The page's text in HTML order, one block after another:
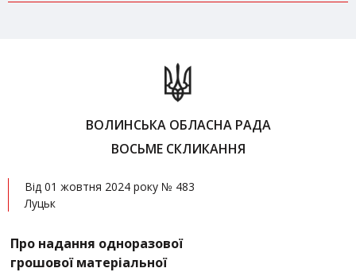
ВОЛИНСЬКА ОБЛАСНА РАДА
ВОСЬМЕ СКЛИКАННЯ
Від 01 жовтня 2024 року № 483
Луцьк
Про надання одноразової
грошової матеріальної